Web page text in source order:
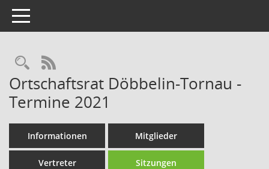
Toggle navigation
Rechercheauswahl
RSS-Feed
Ortschaftsrat Döbbelin-Tornau -
Termine 2021
Informationen Mitglieder
Vertreter Sitzungen